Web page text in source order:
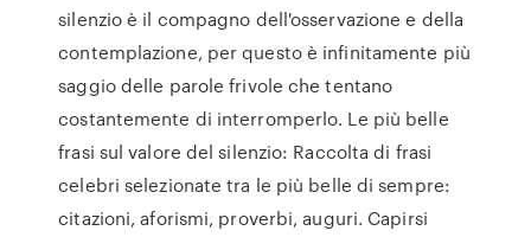
silenzio è il compagno dell'osservazione e della
contemplazione, per questo è infinitamente più
saggio delle parole frivole che tentano
costantemente di interromperlo. Le più belle
frasi sul valore del silenzio: Raccolta di frasi
celebri selezionate tra le più belle di sempre:
citazioni, aforismi, proverbi, auguri. Capirsi